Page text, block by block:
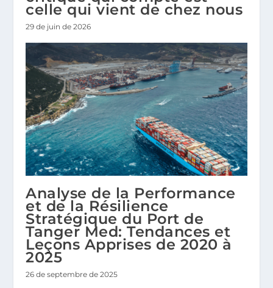
celle qui vient de chez nous
29 de juin de 2026
Analyse de la Performance
et de la Résilience
Stratégique du Port de
Tanger Med: Tendances et
Leçons Apprises de 2020 à
2025
26 de septembre de 2025